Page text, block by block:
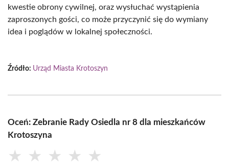
kwestie obrony cywilnej, oraz wysłuchać wystąpienia
zaproszonych gości, co może przyczynić się do wymiany
idea i poglądów w lokalnej społeczności.
Źródło: Urząd Miasta Krotoszyn
Oceń: Zebranie Rady Osiedla nr 8 dla mieszkańców
Krotoszyna
★ ★ ★ ★ ★